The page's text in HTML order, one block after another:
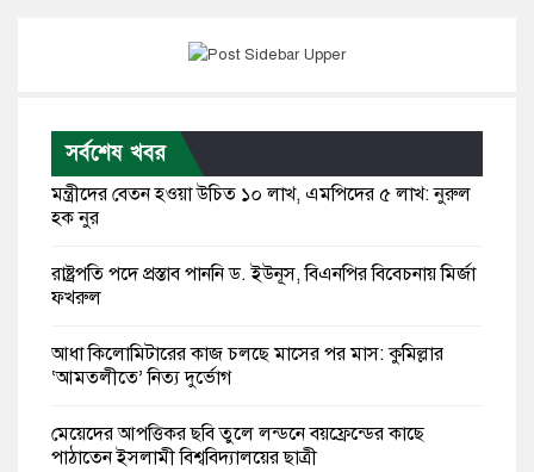
সর্বশেষ খবর
মন্ত্রীদের বেতন হওয়া উচিত ১০ লাখ, এমপিদের ৫ লাখ: নুরুল
হক নুর
রাষ্ট্রপতি পদে প্রস্তাব পাননি ড. ইউনূস, বিএনপির বিবেচনায় মির্জা
ফখরুল
আধা কিলোমিটারের কাজ চলছে মাসের পর মাস: কুমিল্লার
‘আমতলীতে’ নিত্য দুর্ভোগ
মেয়েদের আপত্তিকর ছবি তুলে লন্ডনে বয়ফ্রেন্ডের কাছে
পাঠাতেন ইসলামী বিশ্ববিদ্যালয়ের ছাত্রী